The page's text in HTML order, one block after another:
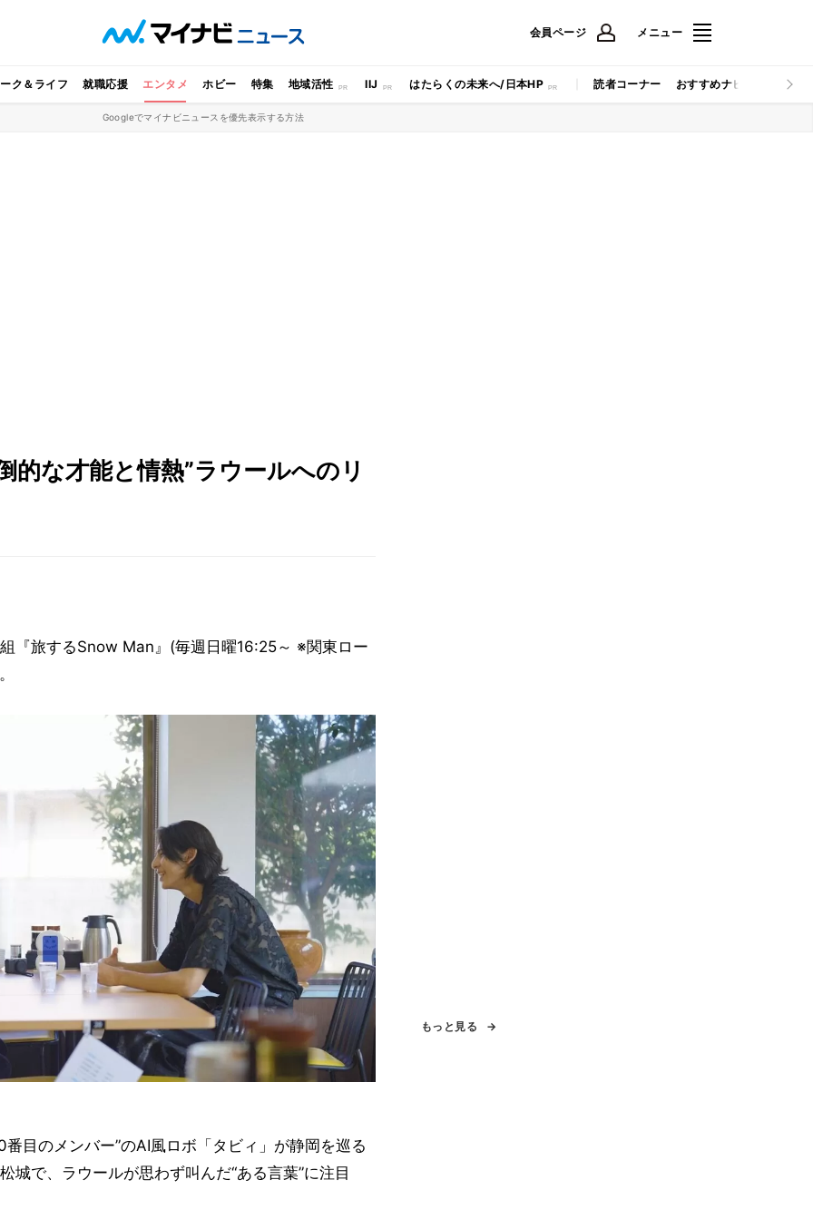
会員ページ メニュー
ク＆ライフ 就職応援 エンタメ ホビー 特集 地域活性 IIJ はたらくの未来へ/日本HP 読者コーナー おすすめナビ マイナビ
Googleでマイナビニュースを優先表示する方法
的な才能と情熱”ラウールへのリ
『旅するSnow Man』(毎週日曜16:25～ ※関東ロー
目のメンバー”のAI風ロボ「タビィ」が静岡を巡る
城で、ラウールが思わず叫んだ“ある言葉”に注目
もっと見る